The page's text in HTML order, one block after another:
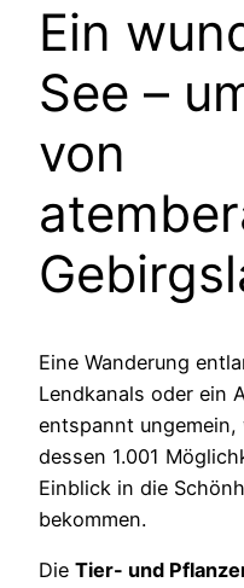
Ein
See –
von
Eine Wanderung
Lendkanals oder ein
entspannt ungemein,
dessen 1.001
Einblick in die
bekommen.
Die Tier- und